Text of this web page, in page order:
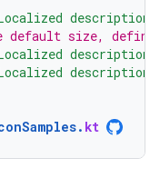
description"
default size,
description"
description"
. kt